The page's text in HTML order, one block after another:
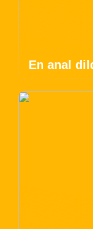
En anal